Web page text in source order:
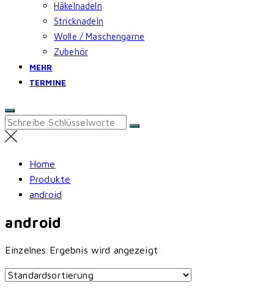
Häkelnadeln
Stricknadeln
Wolle / Maschengarne
Zubehör
MEHR
TERMINE
Search
for:
Home
Produkte
android
android
Einzelnes Ergebnis wird angezeigt